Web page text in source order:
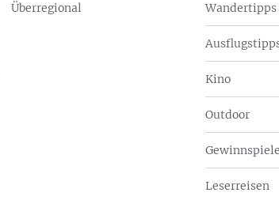
Überregional Wandertipps
Kino
Outdoor
Gewinnspiele
Leserreisen